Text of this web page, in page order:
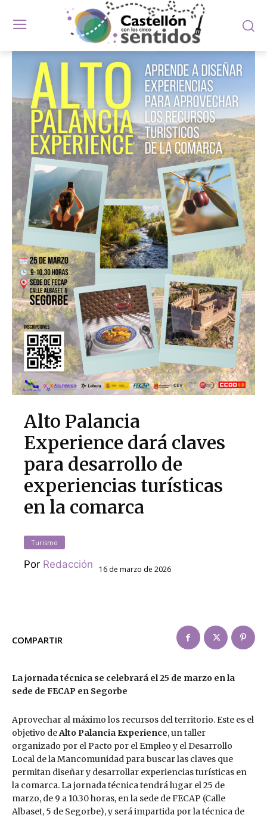
Alto Palancia
Experience dará claves
para desarrollo de
experiencias turísticas
en la comarca
Turismo
Por Redacción 16 de marzo de 2026
COMPARTIR
La jornada técnica se celebrará el 25 de marzo en la
sede de FECAP en Segorbe
Aprovechar al máximo los recursos del territorio. Este es el
objetivo deAlto Palancia Experience, un taller
organizado por el Pacto por el Empleo y el Desarrollo
Local de la Mancomunidad para buscar las claves que
permitan diseñar y desarrollar experiencias turísticas en
la comarca. La jornada técnica tendrá lugar el 25 de
marzo, de 9 a 10.30 horas, en la sede de FECAP (Calle
Albaset, 5 de Segorbe), y será impartida por la técnica de